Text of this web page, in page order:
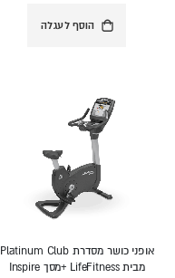
הוסף לעגלה
אופני כושר מסדרת Platinum Club
מבית LifeFitness +מסך Inspire